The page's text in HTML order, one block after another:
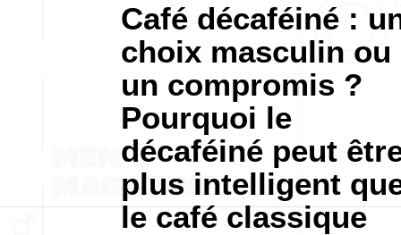
Café décaféiné :
choix masculin ou
un compromis ?
Pourquoi le
décaféiné peut
plus intelligent
le café classique